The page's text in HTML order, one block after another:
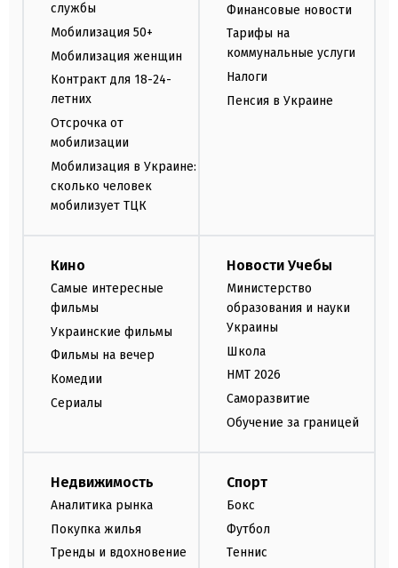
службы
Мобилизация 50+
Мобилизация женщин
Контракт для 18-24-
летних
Отсрочка от
мобилизации
Мобилизация в Украине:
сколько человек
мобилизует ТЦК
Финансовые новости
Тарифы на
коммунальные услуги
Налоги
Пенсия в Украине
Кино
Самые интересные
фильмы
Украинские фильмы
Фильмы на вечер
Комедии
Сериалы
Новости Учебы
Министерство
образования и науки
Украины
Школа
НМТ 2026
Саморазвитие
Обучение за границей
Недвижимость
Аналитика рынка
Покупка жилья
Тренды и вдохновение
Спорт
Бокс
Футбол
Теннис